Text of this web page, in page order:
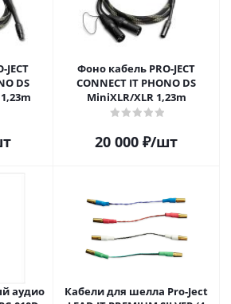
DS
Фоно кабель PRO-JECT
CONNECT IT PHONO DS
MiniXLR/XLR 1,23m
20 000 ₽/шт
аудио
Кабели для шелла Pro-Ject